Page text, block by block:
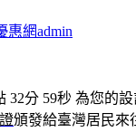
惠網admin
32分 59秒 為您的
頒發給臺灣居民來